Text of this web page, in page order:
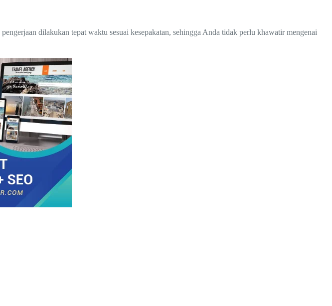
dilakukan tepat waktu sesuai kesepakatan, sehingga Anda tidak perlu khawatir mengenai